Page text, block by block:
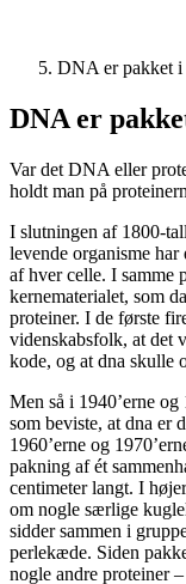
DNA er pakket i
DNA er
Var det DNA eller
holdt man på
I slutningen af 1800-
levende organisme
af hver celle. I samme
kernematerialet, som
proteiner. I de første
videnskabsfolk, at det
kode, og at dna skulle
Men så i 1940’erne
som beviste, at dna er
1960’erne og
pakning af ét
centimeter langt. I
om nogle særlige
sidder sammen i
perlekæde. Siden
nogle andre proteiner